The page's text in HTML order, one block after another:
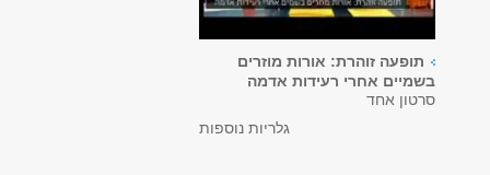
תופעה זוהרת: אורות מוזרים
בשמיים אחרי רעידות אדמה
סרטון אחד
גלריות נוספות